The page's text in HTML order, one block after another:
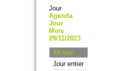
Jour
Agenda
Jour
Mois
29/11/2023
29 mer
Jour entier